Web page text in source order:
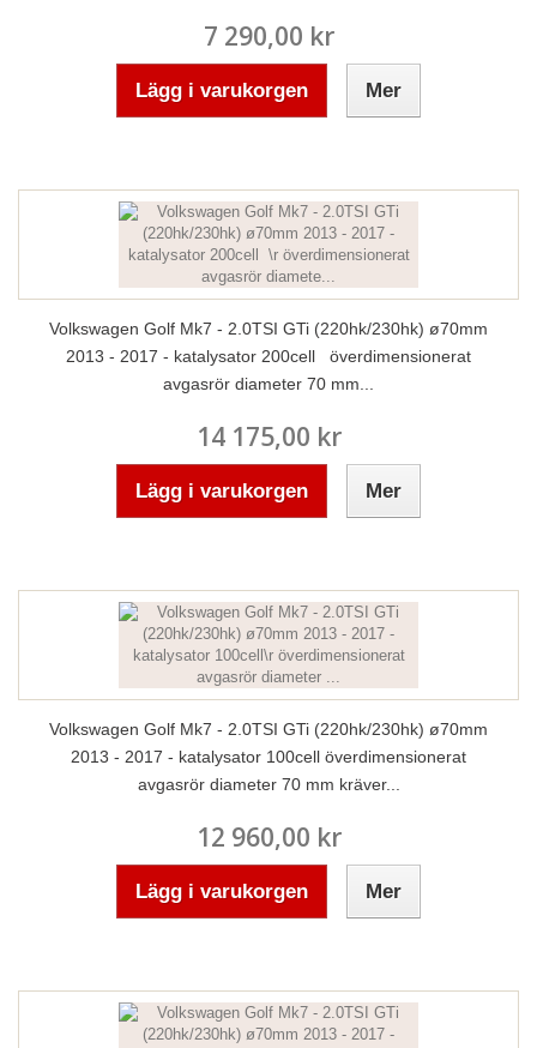
7 290,00 kr
Lägg i varukorgen Mer
Volkswagen Golf Mk7 - 2.0TSI GTi (220hk/230hk) ø70mm
2013 - 2017 - katalysator 200cell överdimensionerat
avgasrör diameter 70 mm...
14 175,00 kr
Lägg i varukorgen Mer
Volkswagen Golf Mk7 - 2.0TSI GTi (220hk/230hk) ø70mm
2013 - 2017 - katalysator 100cell överdimensionerat
avgasrör diameter 70 mm kräver...
12 960,00 kr
Lägg i varukorgen Mer